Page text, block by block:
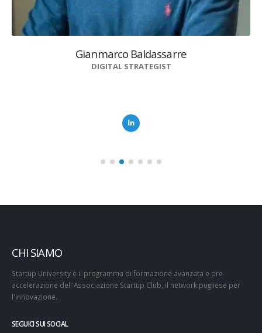
Gianmarco Baldassarre
DIGITAL STRATEGIST
CHI SIAMO
Startup University è il programma di formazione avanzata e pre-
accelerazione dell'Associazione Startup Club, il network pugliese per
l'innovazione.
SEGUICI SUI SOCIAL